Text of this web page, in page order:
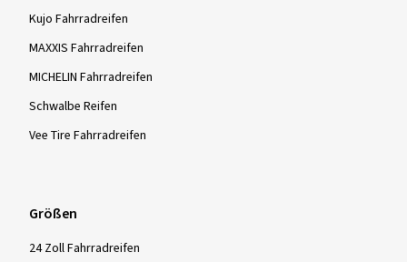
Kujo Fahrradreifen
MAXXIS Fahrradreifen
MICHELIN Fahrradreifen
Schwalbe Reifen
Vee Tire Fahrradreifen
Größen
24 Zoll Fahrradreifen